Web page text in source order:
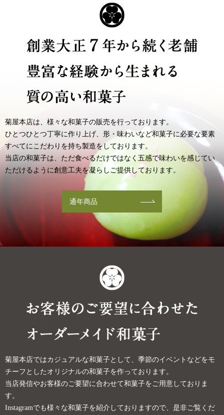
年末年始営業時間のおしらせ
2025/12/01
菊屋本店は、様々な和菓子の販売を行っております。
ひとつひとつ丁寧に作り上げ、形・味わいなど和菓子に必要な要素
すべてにこだわりを持ち製造をしております。
当店の和菓子は、ただ食べるだけではなく五感で味わいを感じて い
ただけるように創意工夫を凝らしご提供しております。
通年商品
菊屋本店ではカジュアルな和菓子として、 季節のイベントなどをモ
チーフとした オリジナルの和菓子を作っております。
当店発信やお客様のご要望に合わせて和菓子をご用意しておりま
す。
Instagramでも様々な和菓子を紹介しておりますので、是非ご覧くだ